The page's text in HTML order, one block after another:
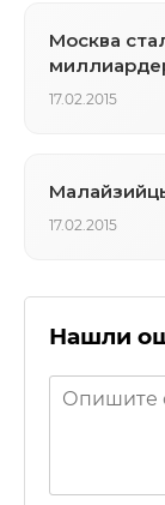
Москва
17.02.2015
17.02.2015
Нашли